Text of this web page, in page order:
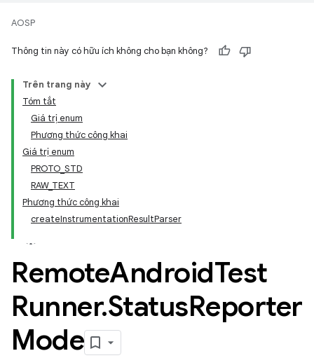
AOSP
Thông tin này có hữu ích không cho bạn không?
Trên trang này
Tóm tắt
Giá trị enum
Phương thức công khai
Giá trị enum
PROTO_STD
RAW_TEXT
Phương thức công khai
createInstrumentationResultParser
RemoteAndroidTest
Runner.StatusReporter
Mode